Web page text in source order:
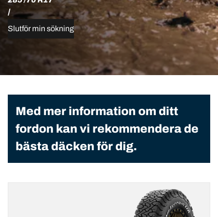
/
Slutför min sökning
Med mer information om ditt
fordon kan vi rekommendera de
bästa däcken för dig.